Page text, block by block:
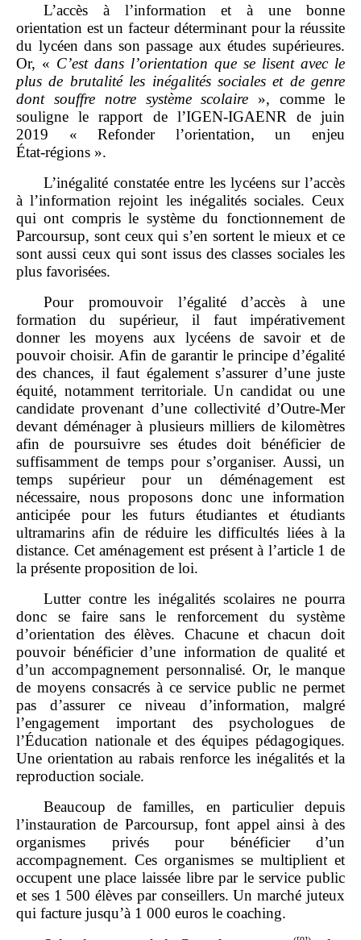
L’accès à l’information et à une bonne
orientation est un facteur déterminant pour la réussite
du lycéen dans son passage aux études supérieures.
Or, « C’est dans l’orientation que se lisent avec le
plus de brutalité les inégalités sociales et de genre
dont souffre notre système scolaire », comme le
souligne le rapport de l’IGEN‑IGAENR de juin
2019 « Refonder l’orientation, un enjeu
État‑régions ».
L’inégalité constatée entre les lycéens sur l’accès
à l’information rejoint les inégalités sociales. Ceux
qui ont compris le système du fonctionnement de
Parcoursup, sont ceux qui s’en sortent le mieux et ce
sont aussi ceux qui sont issus des classes sociales les
plus favorisées.
Pour promouvoir l’égalité d’accès à une
formation du supérieur, il faut impérativement
donner les moyens aux lycéens de savoir et de
pouvoir choisir. Afin de garantir le principe d’égalité
des chances, il faut également s’assurer d’une juste
équité, notamment territoriale. Un candidat ou une
candidate provenant d’une collectivité d’Outre‑Mer
devant déménager à plusieurs milliers de kilomètres
afin de poursuivre ses études doit bénéficier de
suffisamment de temps pour s’organiser. Aussi, un
temps supérieur pour un déménagement est
nécessaire, nous proposons donc une information
anticipée pour les futurs étudiantes et étudiants
ultramarins afin de réduire les difficultés liées à la
distance. Cet aménagement est présent à l’article 1 de
la présente proposition de loi.
Lutter contre les inégalités scolaires ne pourra
donc se faire sans le renforcement du système
d’orientation des élèves. Chacune et chacun doit
pouvoir bénéficier d’une information de qualité et
d’un accompagnement personnalisé. Or, le manque
de moyens consacrés à ce service public ne permet
pas d’assurer ce niveau d’information, malgré
l’engagement important des psychologues de
l’Éducation nationale et des équipes pédagogiques.
Une orientation au rabais renforce les inégalités et la
reproduction sociale.
Beaucoup de familles, en particulier depuis
l’instauration de Parcoursup, font appel ainsi à des
organismes privés pour bénéficier d’un
accompagnement. Ces organismes se multiplient et
occupent une place laissée libre par le service public
et ses 1 500 élèves par conseillers. Un marché juteux
qui facture jusqu’à 1 000 euros le coaching.